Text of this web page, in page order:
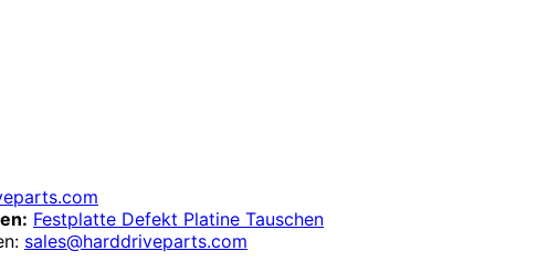
Festplatte Defekt Platine Tauschen
sales@harddriveparts.com